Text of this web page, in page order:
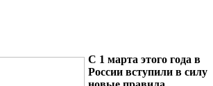
С 1 марта этого года в
России вступили в силу